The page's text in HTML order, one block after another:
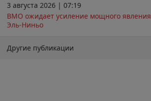
3 августа 2026 | 07:19
ВМО ожидает усиление мощного явления
Эль-Ниньо
Другие публикации